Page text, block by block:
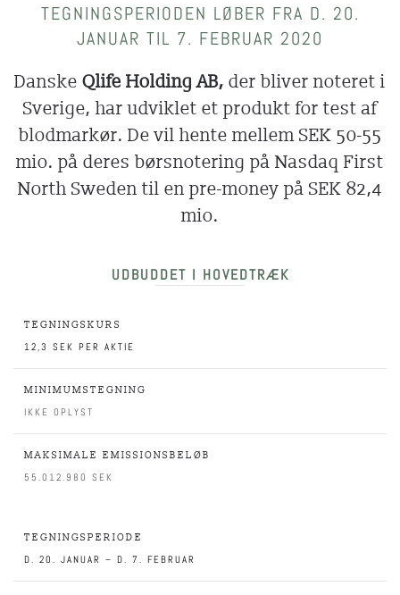
TEGNINGSPERIODEN LØBER FRA D. 20.
JANUAR TIL 7. FEBRUAR 2020
Danske Qlife Holding AB, der bliver noteret i
Sverige, har udviklet et produkt for test af
blodmarkør. De vil hente mellem SEK 50-55
mio. på deres børsnotering på Nasdaq First
North Sweden til en pre-money på SEK 82,4
mio.
UDBUDDET I HOVEDTRÆK
TEGNINGSKURS
12,3 SEK PER AKTIE
MINIMUMSTEGNING
IKKE OPLYST
MAKSIMALE EMISSIONSBELØB
55.012.980‬ SEK
TEGNINGSPERIODE
D. 20. JANUAR – D. 7. FEBRUAR